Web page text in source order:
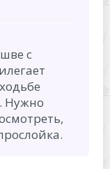
с
Нужно